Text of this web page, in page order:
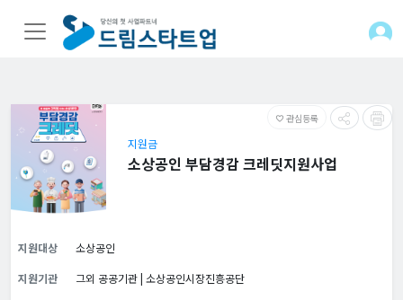
favorite_border 관심등록
지원금
소상공인 부담경감 크레딧지원사업
지원대상
소상공인
지원기관
그외 공공기관 | 소상공인시장진흥공단